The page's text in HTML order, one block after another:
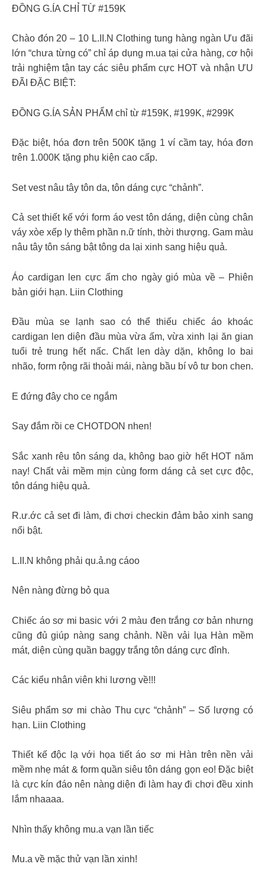
ĐỒNG G.ÍA CHỈ TỪ #159K
Chào đón 20 – 10 L.II.N Clothing tung hàng ngàn Ưu đãi
lớn “chưa từng có” chỉ áp dụng m.ua tại cửa hàng, cơ hội
trải nghiệm tận tay các siêu phẩm cực HOT và nhận ƯU
ĐÃI ĐẶC BIỆT:
ĐỒNG G.ÍA SẢN PHẨM chỉ từ #159K, #199K, #299K
Đặc biệt, hóa đơn trên 500K tặng 1 ví cầm tay, hóa đơn
trên 1.000K tặng phụ kiện cao cấp.
Set vest nâu tây tôn da, tôn dáng cực “chảnh”.
Cả set thiết kế với form áo vest tôn dáng, diện cùng chân
váy xòe xếp ly thêm phần n.ữ tính, thời thượng. Gam màu
nâu tây tôn sáng bật tông da lại xinh sang hiệu quả.
Áo cardigan len cực ấm cho ngày gió mùa về – Phiên
bản giới hạn. Liin Clothing
Đầu mùa se lạnh sao có thể thiếu chiếc áo khoác
cardigan len diện đầu mùa vừa ấm, vừa xinh lại ăn gian
tuổi trẻ trung hết nấc. Chất len dày dặn, không lo bai
nhão, form rộng rãi thoải mái, nàng bầu bí vô tư bon chen.
E đứng đây cho ce ngắm
Say đắm rồi ce CHOTDON nhen!
Sắc xanh rêu tôn sáng da, không bao giờ hết HOT năm
nay! Chất vải mềm mịn cùng form dáng cả set cực độc,
tôn dáng hiệu quả.
R.ư.ớc cả set đi làm, đi chơi checkin đảm bảo xinh sang
nổi bật.
L.II.N không phải qu.ả.ng cáoo
Nên nàng đừng bỏ qua
Chiếc áo sơ mi basic với 2 màu đen trắng cơ bản nhưng
cũng đủ giúp nàng sang chảnh. Nền vải lụa Hàn mềm
mát, diện cùng quần baggy trắng tôn dáng cực đỉnh.
Các kiểu nhân viên khi lương về!!!
Siêu phẩm sơ mi chào Thu cực “chảnh” – Số lượng có
hạn. Liin Clothing
Thiết kế độc lạ với họa tiết áo sơ mi Hàn trên nền vải
mềm nhẹ mát & form quần siêu tôn dáng gọn eo! Đặc biệt
là cực kín đáo nên nàng diện đi làm hay đi chơi đều xinh
lắm nhaaaa.
Nhìn thấy không mu.a vạn lần tiếc
Mu.a về mặc thử vạn lần xinh!